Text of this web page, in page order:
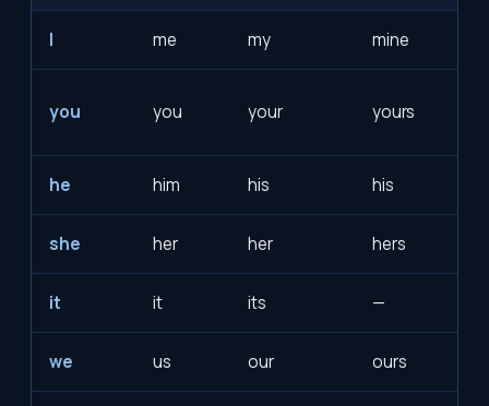
I me my mine
you you your yours
he him his his
she her her hers
it it its —
we us our ours